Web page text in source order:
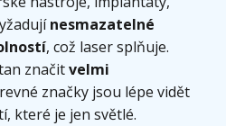
nesmazatelné
, což laser splňuje.
značitvelmi
značky jsou lépe vidět
které je jen světlé.